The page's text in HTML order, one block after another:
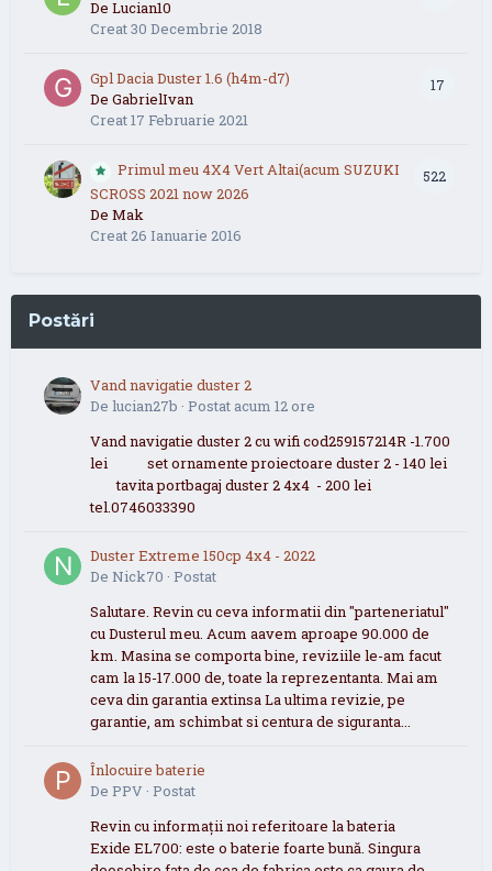
De Lucian10
Creat30 Decembrie 2018
17
Gpl Dacia Duster 1.6 (h4m-d7)
De GabrielIvan
Creat17 Februarie 2021
522
Primul meu 4X4 Vert Altai(acum SUZUKI
SCROSS 2021 now 2026
De Mak
Creat26 Ianuarie 2016
Postări
Vand navigatie duster 2
De lucian27b · Postat acum 12 ore
Vand navigatie duster 2 cu wifi cod259157214R -1.700
lei set ornamente proiectoare duster 2 - 140 lei
tavita portbagaj duster 2 4x4 - 200 lei
tel.0746033390
Duster Extreme 150cp 4x4 - 2022
De Nick70 · Postat
Salutare. Revin cu ceva informatii din "parteneriatul"
cu Dusterul meu. Acum aavem aproape 90.000 de
km. Masina se comporta bine, reviziile le-am facut
cam la 15-17.000 de, toate la reprezentanta. Mai am
ceva din garantia extinsa La ultima revizie, pe
garantie, am schimbat si centura de siguranta...
Înlocuire baterie
De PPV · Postat
Revin cu informații noi referitoare la bateria
Exide EL700: este o baterie foarte bună. Singura